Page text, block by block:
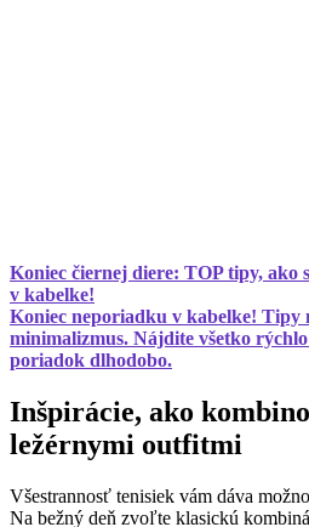
Koniec čiernej diere: TOP tipy,
v kabelke!
Koniec neporiadku v kabelke! Tipy
minimalizmus. Nájdite všetko
poriadok dlhodobo.
Inšpirácie, ako
ležérnymi outfitmi
Všestrannosť tenisiek vám dáva
Na bežný deň zvoľte klasickú